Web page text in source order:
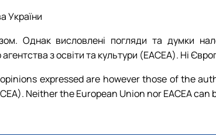
України
Однак висловлені погляди та думки
з освіти та культури (EACEA). Ні
expressed are however those of the
Neither the European Union nor EACEA